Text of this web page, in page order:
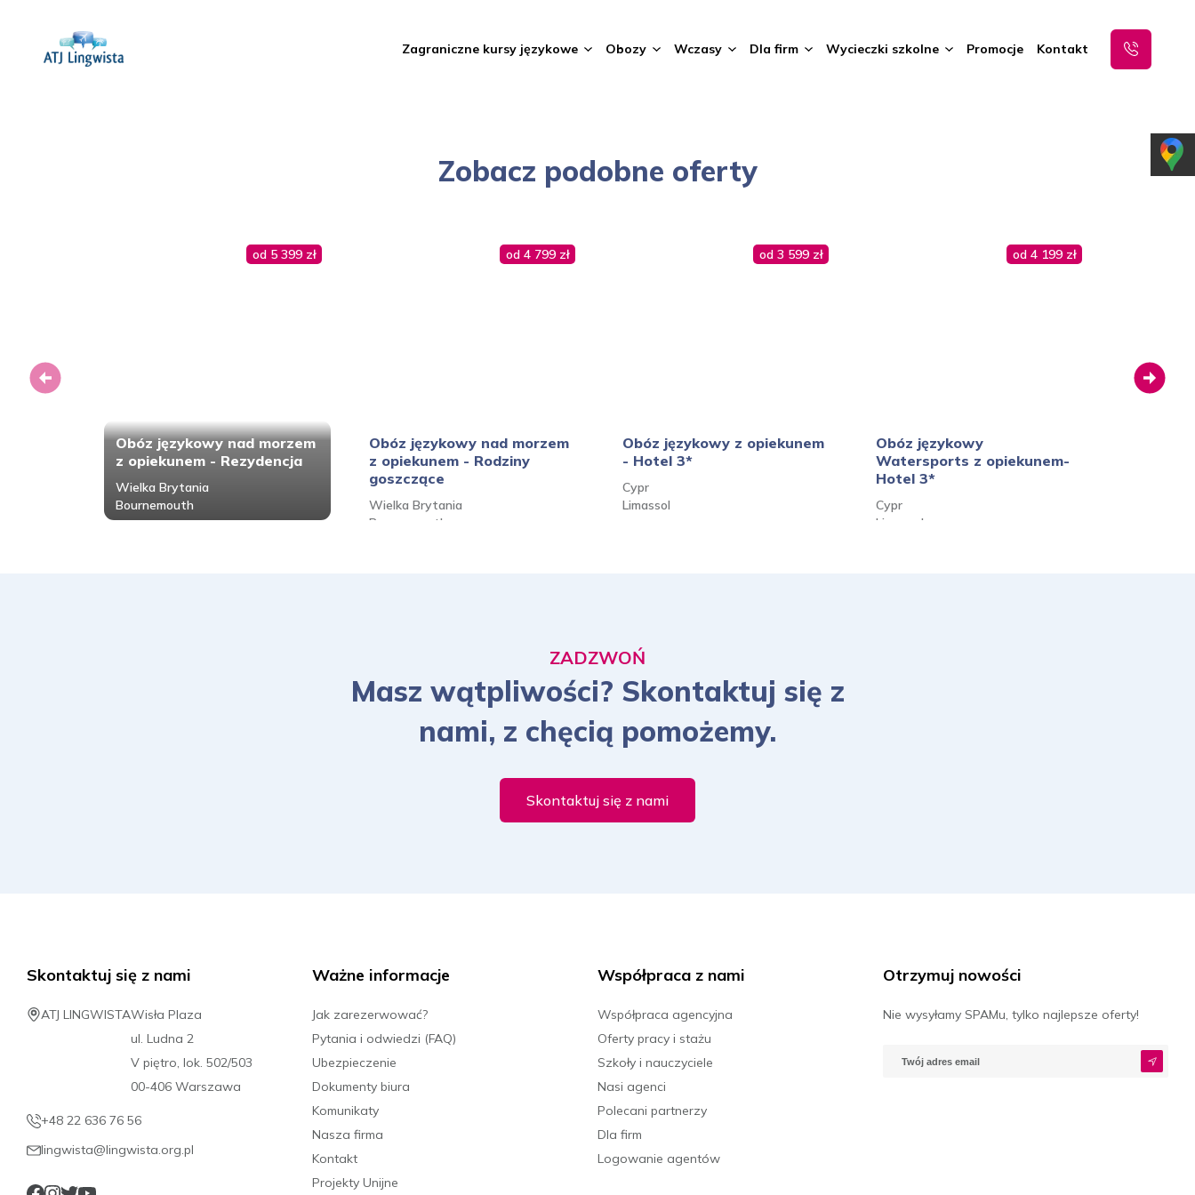
Zagraniczne kursy językowe Obozy Wczasy Dla firm Wycieczki szkolne Promocje Kontakt
Zobacz podobne oferty
od 5 399 zł
Obóz językowy nad morzem
z opiekunem - Rezydencja
Wielka Brytania
Bournemouth
od 4 799 zł
Obóz językowy nad morzem
z opiekunem - Rodziny
goszczące
Wielka Brytania
Bournemouth
od 3 599 zł
Obóz językowy z opiekunem
- Hotel 3*
Cypr
Limassol
od 4 199 zł
Obóz językowy
Watersports z opiekunem-
Hotel 3*
Cypr
Limassol
Previous Next
ZADZWOŃ
Masz wątpliwości? Skontaktuj się z
nami, z chęcią pomożemy.
Skontaktuj się z nami
Skontaktuj się z nami
ATJ LINGWISTAWisła Plaza
ul. Ludna 2
V piętro, lok. 502/503
00-406 Warszawa
+48 22 636 76 56
lingwista@lingwista.org.pl
Ważne informacje
Jak zarezerwować?
Pytania i odwiedzi (FAQ)
Ubezpieczenie
Dokumenty biura
Komunikaty
Nasza firma
Kontakt
Projekty Unijne
Współpraca z nami
Współpraca agencyjna
Oferty pracy i stażu
Szkoły i nauczyciele
Nasi agenci
Polecani partnerzy
Dla firm
Logowanie agentów
Otrzymuj nowości
Nie wysyłamy SPAMu, tylko najlepsze oferty!